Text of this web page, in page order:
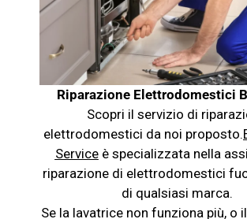
Riparazione Elettrodomestici
Scopri il servizio di
elettrodomestici da noi proposto.
Serviceè specializzata nella
riparazione di elettrodomestici
di qualsiasi marca.
Se la lavatrice non funziona più, o